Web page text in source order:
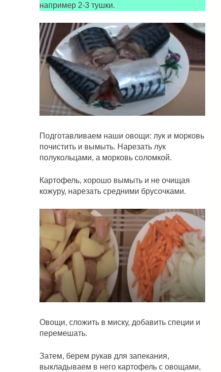
например 2-3 тушки.
Подготавливаем наши овощи: лук и морковь
почистить и вымыть. Нарезать лук
полукольцами, а морковь соломкой.
Картофель, хорошо вымыть и не очищая
кожуру, нарезать средними брусочками.
Овощи, сложить в миску, добавить специи и
перемешать.
Затем, берем рукав для запекания,
выкладываем в него картофель с овощами,